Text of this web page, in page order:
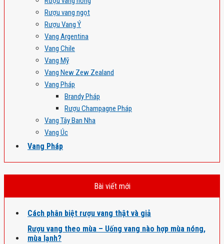
Rượu vang ngọt
Rượu Vang Ý
Vang Argentina
Vang Chile
Vang Mỹ
Vang New Zew Zealand
Vang Pháp
Brandy Pháp
Rượu Champagne Pháp
Vang Tây Ban Nha
Vang Úc
Vang Pháp
Bài viết mới
Cách phân biệt rượu vang thật và giả
Rượu vang theo mùa – Uống vang nào hợp mùa nóng,
mùa lạnh?